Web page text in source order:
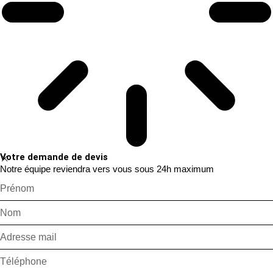
Votre demande de devis
Notre équipe reviendra vers vous sous 24h maximum